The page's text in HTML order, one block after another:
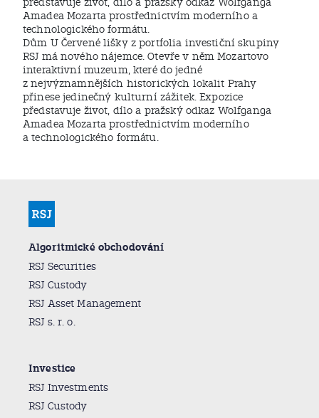
představuje život, dílo a pražský odkaz Wolfganga
Amadea Mozarta prostřednictvím moderního a
technologického formátu.
Dům U Červené lišky z portfolia investiční skupiny
RSJ má nového nájemce. Otevře v něm Mozartovo
interaktivní muzeum, které do jedné
z nejvýznamnějších historických lokalit Prahy
přinese jedinečný kulturní zážitek. Expozice
představuje život, dílo a pražský odkaz Wolfganga
Amadea Mozarta prostřednictvím moderního
a technologického formátu.
Algoritmické obchodování
RSJ Securities
RSJ Custody
RSJ Asset Management
RSJ s. r. o.
Investice
RSJ Investments
RSJ Custody